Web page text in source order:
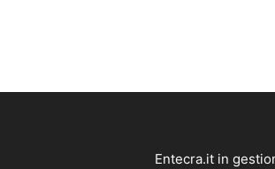
Entecra.it in